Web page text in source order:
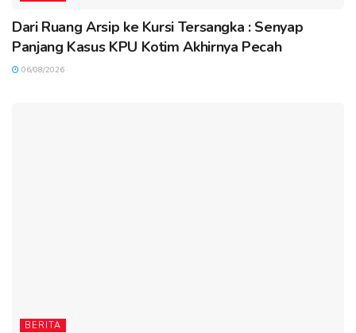
Dari Ruang Arsip ke Kursi Tersangka : Senyap
Panjang Kasus KPU Kotim Akhirnya Pecah
06/08/2026
BERITA